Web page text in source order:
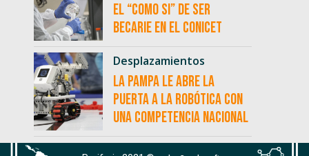
El “como si” de ser
becarie en el CONICET
Desplazamientos
La Pampa le abre la
puerta a la robótica con
una competencia nacional